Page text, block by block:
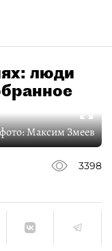
люди
Максим Змеев
3398